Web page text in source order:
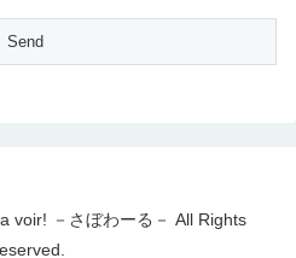
voir! －さぼわーる－ All Rights